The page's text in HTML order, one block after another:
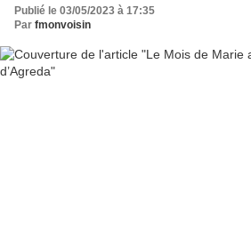
Publié le 03/05/2023 à 17:35
Par fmonvoisin